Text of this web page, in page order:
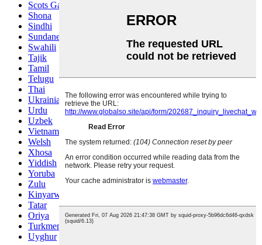
Scots Gaelic
Shona
Sindhi
Sundanese
Swahili
Tajik
Tamil
Telugu
Thai
Ukrainian
Urdu
Uzbek
Vietnamese
Welsh
Xhosa
Yiddish
Yoruba
Zulu
Kinyarwanda
Tatar
Oriya
Turkmen
Uyghur